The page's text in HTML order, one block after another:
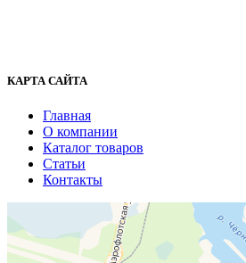
КАРТА САЙТА
Главная
О компании
Каталог товаров
Статьи
Контакты